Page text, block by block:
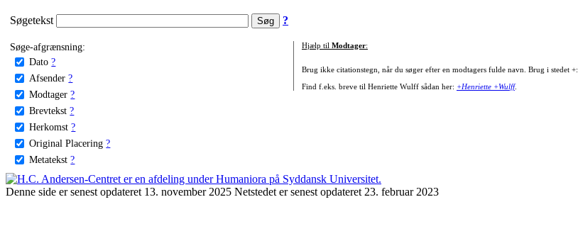
Søgetekst ?
Søge-afgrænsning:
Dato ?
Afsender ?
Modtager ?
Brevtekst ?
Herkomst ?
Original Placering ?
Metatekst ?
Hjælp til Modtager:
Brug ikke citationstegn, når du søger efter en modtagers fulde navn. Brug i stedet +:
Find f.eks. breve til Henriette Wulff sådan her: +Henriette +Wulff.
Denne side er senest opdateret 13. november 2025 Netstedet er senest opdateret 23. februar 2023